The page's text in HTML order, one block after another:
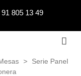
805 13 49
>
Serie Panel